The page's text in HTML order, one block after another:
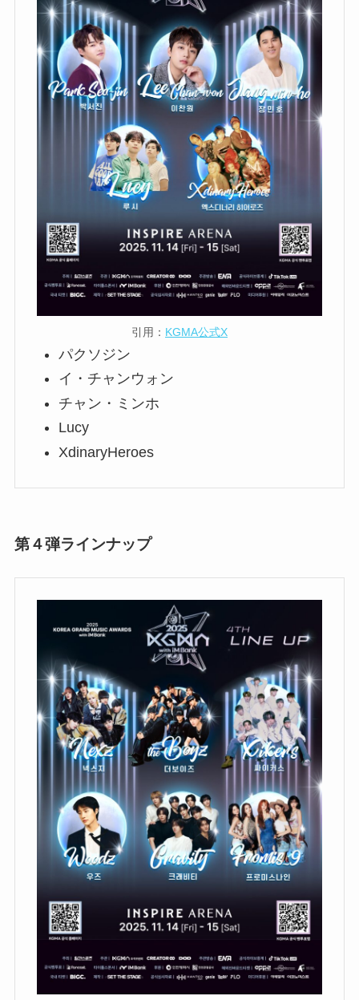
引用： KGMA公式X
パクソジン
イ・チャンウォン
チャン・ミンホ
Lucy
XdinaryHeroes
第４弾ラインナップ